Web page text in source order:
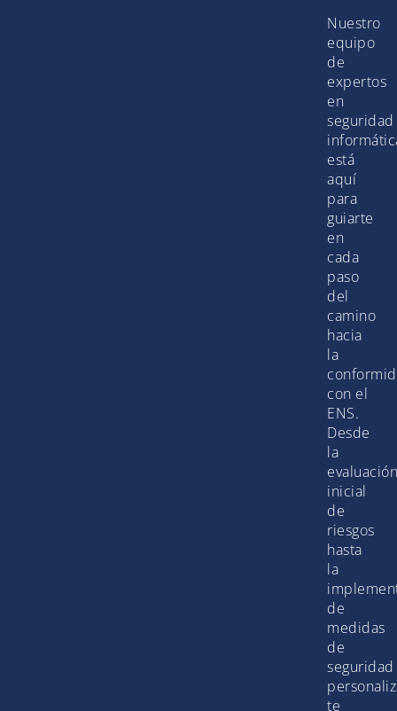
Nuestro
equipo
de
expertos
en
seguridad
está
aquí
para
guiarte
en
cada
paso
del
camino
hacia
la
con el
ENS.
Desde
la
evaluación
inicial
de
riesgos
hasta
la
de
medidas
de
seguridad
te